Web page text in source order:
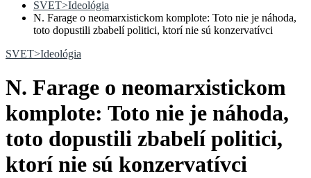
SVET>Ideológia
N. Farage o neomarxistickom komplote: Toto nie je náhoda,
toto dopustili zbabelí politici, ktorí nie sú konzervatívci
SVET>Ideológia
N. Farage o neomarxistickom
komplote: Toto nie je náhoda,
toto dopustili zbabelí politici,
ktorí nie sú konzervatívci